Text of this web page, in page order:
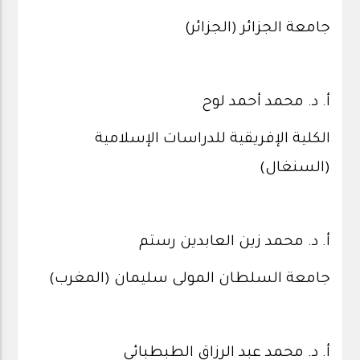
جامعة الجزائر (الجزائر)
أ. د. محمد أحمد لوح
الكلية الإفريقية للدراسات الإسلامية
(السنغال)
أ. د. محمد زين العابدين رستم
جامعة السلطان المولى سليمان (المغرب)
أ. د. محمد عبد الرزاق الطبطبائي